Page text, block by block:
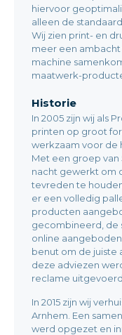
hiervoor
alleen de
Wij zien print- en
meer een ambacht
machine
maatwerk-
Historie
In 2005 zijn wij als
printen op groot
werkzaam voor de
Met een groep
nacht gewerkt om
tevreden te
er een volledig
producten
gecombineerd, de
online
benut om de juiste
deze adviezen
reclame
In 2015 zijn wij
Arnhem. Een
werd opgezet en